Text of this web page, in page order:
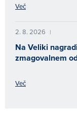
Več
2. 8. 2026 |
Na Veliki
zmagovalnem
Več